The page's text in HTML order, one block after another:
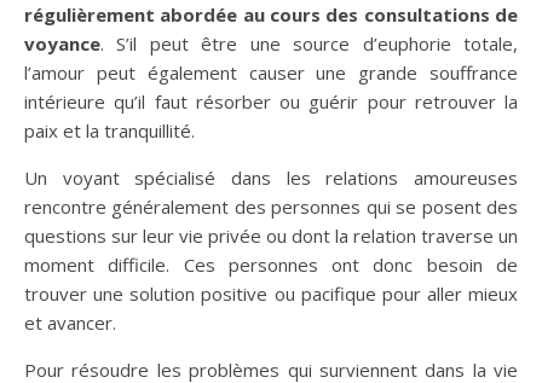
régulièrement abordée au cours des consultations de
voyance. S’il peut être une source d’euphorie totale,
l’amour peut également causer une grande souffrance
intérieure qu’il faut résorber ou guérir pour retrouver la
paix et la tranquillité.
Un voyant spécialisé dans les relations amoureuses
rencontre généralement des personnes qui se posent des
questions sur leur vie privée ou dont la relation traverse un
moment difficile. Ces personnes ont donc besoin de
trouver une solution positive ou pacifique pour aller mieux
et avancer.
Pour résoudre les problèmes qui surviennent dans la vie